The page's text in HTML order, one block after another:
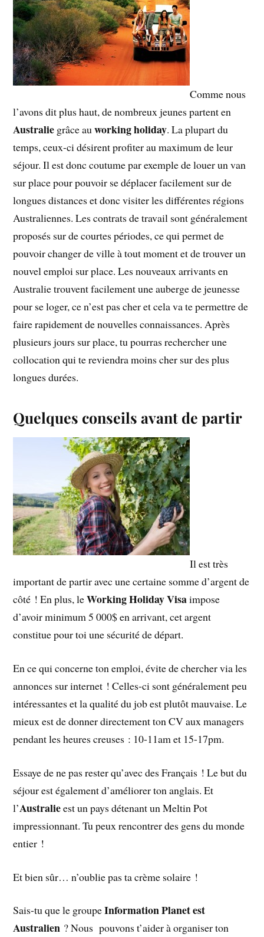
Comme nous
l’avons dit plus haut, de nombreux jeunes partent en
Australie grâce auworking holiday. La plupart du
temps, ceux-ci désirent profiter au maximum de leur
séjour. Il est donc coutume par exemple de louer un van
sur place pour pouvoir se déplacer facilement sur de
longues distances et donc visiter les différentes régions
Australiennes. Les contrats de travail sont généralement
proposés sur de courtes périodes, ce qui permet de
pouvoir changer de ville à tout moment et de trouver un
nouvel emploi sur place. Les nouveaux arrivants en
Australie trouvent facilement une auberge de jeunesse
pour se loger, ce n’est pas cher et cela va te permettre de
faire rapidement de nouvelles connaissances. Après
plusieurs jours sur place, tu pourras rechercher une
collocation qui te reviendra moins cher sur des plus
longues durées.
Quelques conseils avant de partir
Il est très
important de partir avec une certaine somme d’argent de
côté ! En plus, leWorking Holiday Visaimpose
d’avoir minimum 5 000$ en arrivant, cet argent
constitue pour toi une sécurité de départ.
En ce qui concerne ton emploi, évite de chercher via les
annonces sur internet ! Celles-ci sont généralement peu
intéressantes et la qualité du job est plutôt mauvaise. Le
mieux est de donner directement ton CV aux managers
pendant les heures creuses : 10-11am et 15-17pm.
Essaye de ne pas rester qu’avec des Français ! Le but du
séjour est également d’améliorer ton anglais. Et
l’Australieest un pays détenant un Meltin Pot
impressionnant. Tu peux rencontrer des gens du monde
entier !
Et bien sûr… n’oublie pas ta crème solaire !
Sais-tu que le groupeInformation Planet est
Australien ? Nous pouvons t’aider à organiser ton